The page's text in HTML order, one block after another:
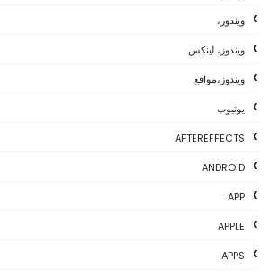
ويندوز،
ويندوز، لينكس
ويندوز،مواقع
يوتيوب
AFTEREFFECTS
ANDROID
APP
APPLE
APPS